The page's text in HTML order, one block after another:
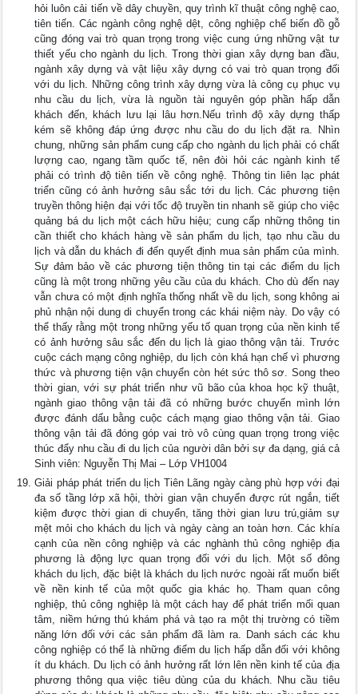
hỏi luôn cải tiến về dây chuyền, quy trình kĩ thuật công nghệ cao,
tiên tiến. Các ngành công nghệ dệt, công nghiệp chế biến đồ gỗ
cũng đóng vai trò quan trọng trong việc cung ứng những vật tư
thiết yếu cho ngành du lịch. Trong thời gian xây dựng ban đầu,
ngành xây dựng và vật liệu xây dựng có vai trò quan trọng đối
với du lịch. Những công trình xây dựng vừa là công cụ phục vụ
nhu cầu du lịch, vừa là nguồn tài nguyên góp phần hấp dẫn
khách đến, khách lưu lại lâu hơn.Nếu trình độ xây dựng thấp
kém sẽ không đáp ứng được nhu cầu do du lịch đặt ra. Nhìn
chung, những sản phẩm cung cấp cho ngành du lịch phải có chất
lượng cao, ngang tầm quốc tế, nên đòi hỏi các ngành kinh tế
phải có trình độ tiên tiến về công nghệ. Thông tin liên lạc phát
triển cũng có ảnh hưởng sâu sắc tới du lịch. Các phương tiện
truyền thông hiện đại với tốc độ truyền tin nhanh sẽ giúp cho việc
quảng bá du lịch một cách hữu hiệu; cung cấp những thông tin
cần thiết cho khách hàng về sản phẩm du lịch, tạo nhu cầu du
lịch và dẫn du khách đi đến quyết định mua sản phẩm của mình.
Sự đảm bảo về các phương tiện thông tin tại các điểm du lịch
cũng là một trong những yêu cầu của du khách. Cho dù đến nay
vẫn chưa có một định nghĩa thống nhất về du lịch, song không ai
phủ nhận nội dung di chuyển trong các khái niệm này. Do vậy có
thể thấy rằng một trong những yếu tố quan trọng của nền kinh tế
có ảnh hưởng sâu sắc đến du lịch là giao thông vận tải. Trước
cuộc cách mạng công nghiệp, du lịch còn khá hạn chế vì phương
thức và phương tiện vận chuyển còn hét sức thô sơ. Song theo
thời gian, với sự phát triển như vũ bão của khoa học kỹ thuật,
ngành giao thông vận tải đã có những bước chuyển mình lớn
được đánh dấu bằng cuộc cách mạng giao thông vận tải. Giao
thông vận tải đã đóng góp vai trò vô cùng quan trọng trong việc
thúc đẩy nhu cầu đi du lịch của người dân bởi sự đa dạng, giá cả
Sinh viên: Nguyễn Thị Mai – Lớp VH1004
Giải pháp phát triển du lịch Tiên Lãng ngày càng phù hợp với đại
đa số tầng lớp xã hội, thời gian vận chuyển được rút ngắn, tiết
kiệm được thời gian di chuyển, tăng thời gian lưu trú,giảm sự
mệt mỏi cho khách du lịch và ngày càng an toàn hơn. Các khía
cạnh của nền công nghiệp và các nghành thủ công nghiệp địa
phương là động lực quan trọng đối với du lịch. Một số đông
khách du lịch, đặc biệt là khách du lịch nước ngoài rất muốn biết
về nền kinh tế của một quốc gia khác họ. Tham quan công
nghiệp, thủ công nghiệp là một cách hay để phát triển mối quan
tâm, niềm hứng thú khám phá và tạo ra một thị trường có tiềm
năng lớn đối với các sản phẩm đã làm ra. Danh sách các khu
công nghiệp có thể là những điểm du lịch hấp dẫn đối với không
ít du khách. Du lịch có ảnh hưởng rất lớn lên nền kinh tế của địa
phương thông qua việc tiêu dùng của du khách. Nhu cầu tiêu